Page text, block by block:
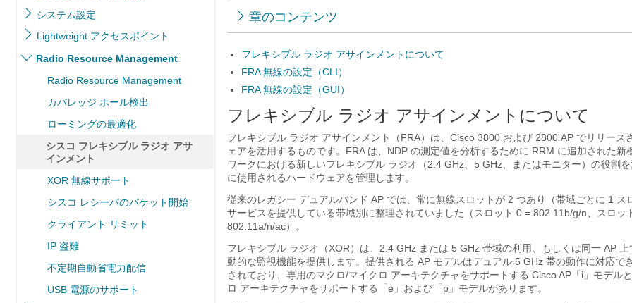
システム設定
Lightweight アクセスポイント
Radio Resource Management
Radio Resource Management
カバレッジ ホール検出
ローミングの最適化
シスコ フレキシブル ラジオ アサ
インメント
XOR 無線サポート
シスコ レシーバのパケット開始
クライアント リミット
IP 盗難
不定期自動省電力配信
USB 電源のサポート
章のコンテンツ
フレキシブル ラジオ アサインメントについて
FRA 無線の設定（CLI）
FRA 無線の設定（GUI）
フレキシブル ラジオ アサインメントについて
フレキシブル ラジオ アサインメント（FRA）は、Cisco 3800 および 2800 AP でリリース
ェアを活用するものです。FRA は、NDP の測定値を分析するために RRM に追加された新
ワークにおける新しいフレキシブル ラジオ（2.4 GHz、5 GHz、またはモニター）の役割
に使用されるハードウェアを管理します。
従来のレガシー デュアルバンド AP では、常に無線スロットが 2 つあり（帯域ごとに 1 ス
サービスを提供している帯域別に整理されていました（スロット 0 = 802.11b/g/n、スロッ
802.11a/n/ac）。
フレキシブル ラジオ（XOR）は、2.4 GHz または 5 GHz 帯域の利用、もしくは同一 AP 上
動的な監視機能を提供します。提供される AP モデルはデュアル 5 GHz 帯の動作に対応で
されており、専用のマクロ/マイクロ アーキテクチャをサポートする Cisco AP「i」モデル
ロ アーキテクチャをサポートする「e」および「p」モデルがあります。